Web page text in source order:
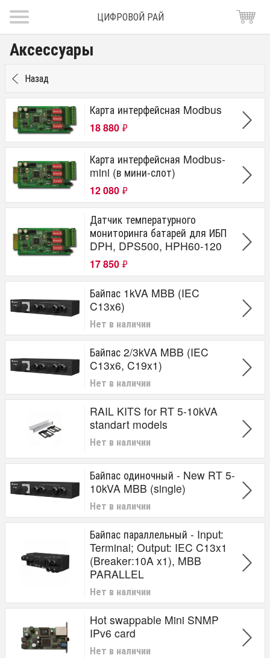
ЦИФРОВОЙ РАЙ
Аксессуары
Назад
Карта интерфейсная Modbus
18 880 ₽
Карта интерфейсная Modbus-
mini (в мини-слот)
12 080 ₽
Датчик температурного
мониторинга батарей для ИБП
DPH, DPS500, HPH60-120
17 850 ₽
Байпас 1kVA MBB (IEC
C13x6)
Нет в наличии
Байпас 2/3kVA MBB (IEC
C13x6, C19x1)
Нет в наличии
RAIL KITS for RT 5-10kVA
standart models
Нет в наличии
Байпас одиночный - New RT 5-
10kVA MBB (single)
Нет в наличии
Байпас параллельный - Input:
Terminal; Output: IEC C13x1
(Breaker:10A x1), MBB
PARALLEL
Нет в наличии
Hot swappable Mini SNMP
IPv6 card
Нет в наличии